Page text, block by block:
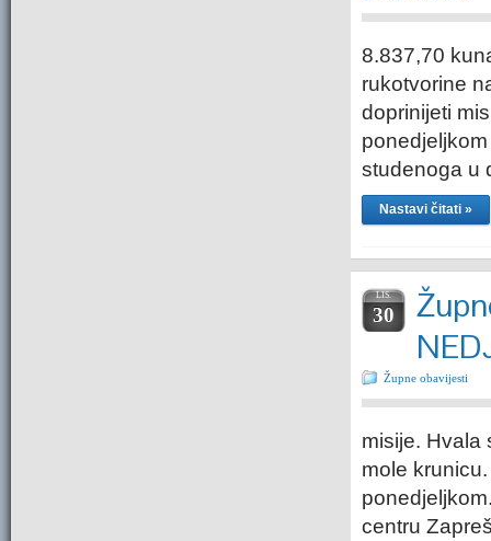
8.837,70
rukotvorine
doprinijeti
studenoga u
Nastavi čitati »
LIS.
30
Župne obavijesti
misije. Hvala
mole
centru